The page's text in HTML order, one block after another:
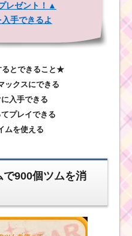
レゼント！▲
手できるよ
とできること★
ックスにできる
入手できる
プレイできる
ムを使える
900個ツムを消